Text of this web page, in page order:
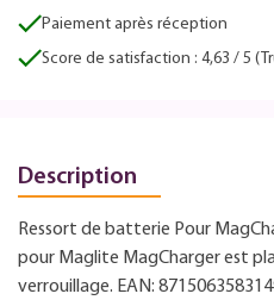
Paiement après réception
Score de satisfaction : 4,63 / 5
Description
Ressort de batterie Pour
pour Maglite MagCharger est
verrouillage. EAN: